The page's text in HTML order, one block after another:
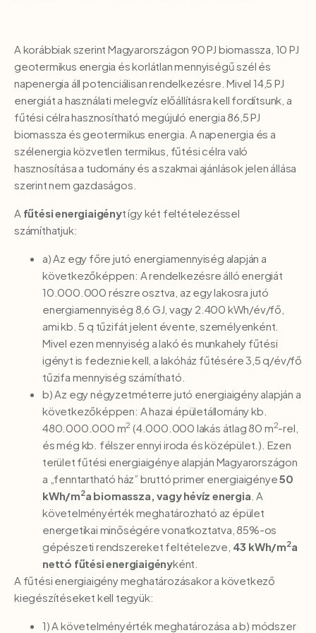
A korábbiak szerint Magyarországon 90 PJ biomassza, 10 PJ
geotermikus energia és korlátlan mennyiségű szél és
napenergia áll potenciálisan rendelkezésre. Mivel 14,5 PJ
energiát a használati melegvíz előállításra kell fordítsunk, a
fűtési célra hasznosítható megújuló energia 86,5 PJ
biomassza és geotermikus energia. A napenergia és a
szélenergia közvetlen termikus, fűtési célra való
hasznosítása a tudomány és a szakmai ajánlások jelen állása
szerint nem gazdaságos.
A fűtési energiaigényt így két feltételezéssel
számíthatjuk:
a) Az egy főre jutó energiamennyiség alapján a
következőképpen: A rendelkezésre álló energiát
10.000.000 részre osztva, az egy lakosra jutó
energiamennyiség 8,6 GJ, vagy 2.400 kWh/év/fő,
ami kb. 5 q tűzifát jelent évente, személyenként.
Mivel ezen mennyiség a lakó és munkahely fűtési
igényt is fedeznie kell, a lakóház fűtésére 3,5 q/év/fő
tűzifa mennyiség számítható.
b) Az egy négyzetméterre jutó energiaigény alapján a
következőképpen: A hazai épületállomány kb.
480.000.000 m2 (4.000.000 lakás átlag 80 m2-rel,
és még kb. félszer ennyi iroda és középület.). Ezen
terület fűtési energiaigénye alapján Magyarországon
a „fenntartható ház” bruttó primer energiaigénye50
kWh/m2a biomassza, vagy hévíz energia . A
követelményérték meghatározható az épület
energetikai minőségére vonatkoztatva, 85%-os
gépészeti rendszereket feltételezve, 43 kWh/m2a
nettó fűtési energiaigényként.
A fűtési energiaigény meghatározásakor a következő
kiegészítéseket kell tegyük:
1) A követelményérték meghatározása a b) módszer